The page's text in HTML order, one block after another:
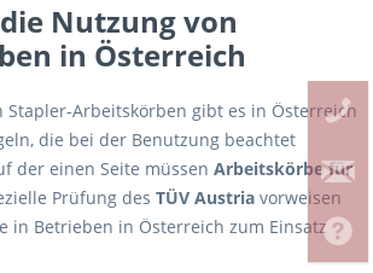
Nutzung von
in Österreich
Stapler-Arbeitskörben gibt es in Österreich
die bei der Benutzung beachtet
der einen Seite müssen Arbeitskörbe für
Prüfung des TÜV Austria vorweisen
in Betrieben in Österreich zum Einsatz